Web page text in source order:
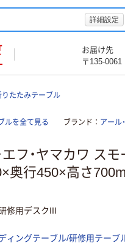
詳細設定
お届け先
〒135-0061
たたみテーブル
ルを全て見る ブランド アール
エフ・ヤマカワ ス
奥行450×高さ
修用デスクIII
ィングテーブル/研修用テーブ